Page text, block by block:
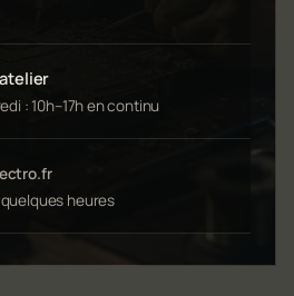
: 10h–17h en continu
heures